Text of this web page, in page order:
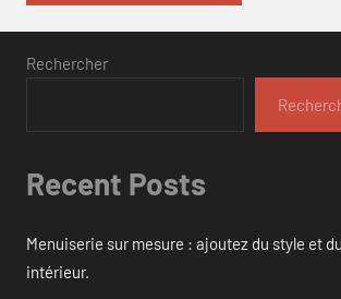
Rechercher
Recent Posts
Menuiserie sur mesure : ajoutez du style et
intérieur.